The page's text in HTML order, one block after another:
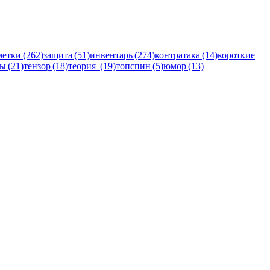
(262)защита (51)инвентарь (274)контратака (14)короткие
(21)тензор (18)теория (19)топспин (5)юмор (13)